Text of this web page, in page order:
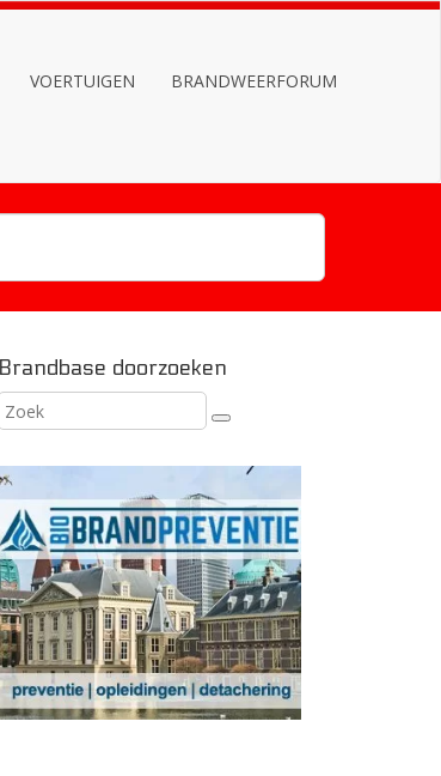
VOERTUIGEN BRANDWEERFORUM
Brandbase doorzoeken